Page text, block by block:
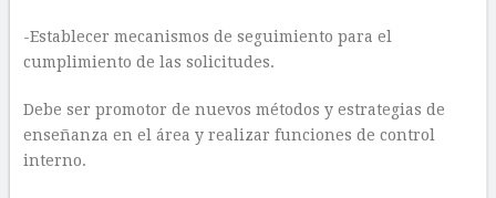
-Establecer mecanismos de seguimiento para el
cumplimiento de las solicitudes.
Debe ser promotor de nuevos métodos y estrategias de
enseñanza en el área y realizar funciones de control
interno.